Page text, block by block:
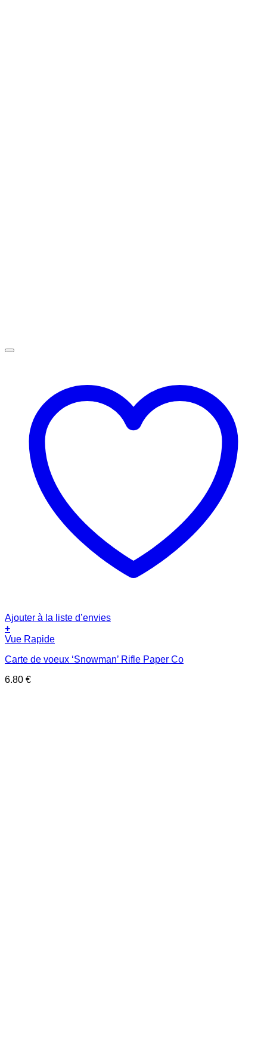
Ajouter à la liste d’envies
+
Vue Rapide
Carte de voeux ‘Snowman’ Rifle Paper Co
6.80 €